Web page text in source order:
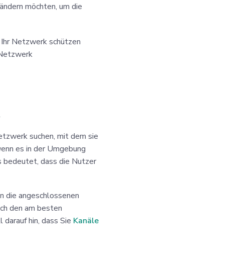
möchten, um die
Netzwerk schützen
suchen, mit dem sie
es in der Umgebung
bedeutet, dass die Nutzer
die angeschlossenen
den am besten
hin, dass Sie Kanäle